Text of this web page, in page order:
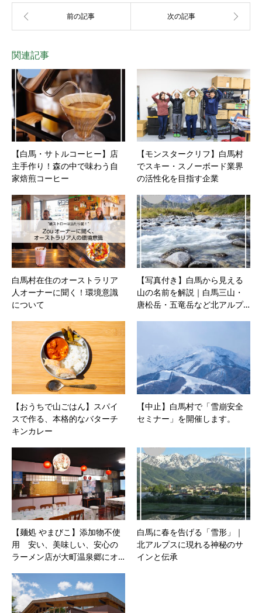
関連記事
【白馬・サトルコーヒー】店
主手作り！森の中で味わう自
家焙煎コーヒー
【モンスタークリフ】白馬村
でスキー・スノーボード業界
の活性化を目指す企業
白馬村在住のオーストラリア
人オーナーに聞く！環境意識
について
【写真付き】白馬から見える
山の名前を解説｜白馬三山・
唐松岳・五竜岳など北アルプ…
【おうちで山ごはん】スパイ
スで作る、本格的なバターチ
キンカレー
【中止】白馬村で「雪崩安全
セミナー」を開催します。
【麺処 やまびこ】添加物不使
用 安い、美味しい、安心の
ラーメン店が大町温泉郷にオ…
白馬に春を告げる「雪形」｜
北アルプスに現れる神秘のサ
インと伝承